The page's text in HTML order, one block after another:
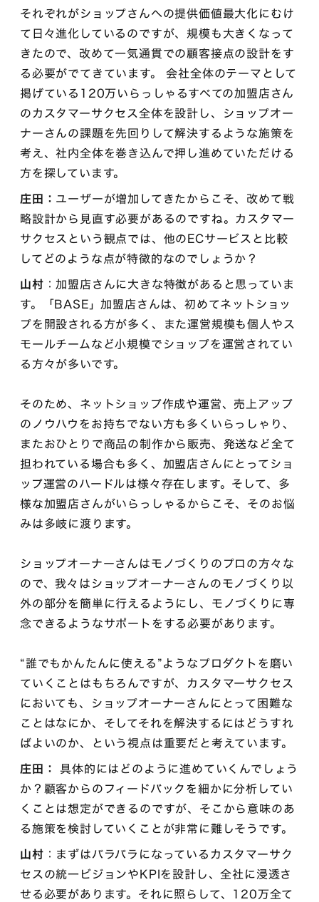
それぞれがショップさんへの提供価値最大化にむけ
て日々進化しているのですが、規模も大きくなって
きたので、改めて一気通貫での顧客接点の設計をす
る必要がでてきています。 会社全体のテーマとして
掲げている120万いらっしゃるすべての加盟店さん
のカスタマーサクセス全体を設計し、ショップオー
ナーさんの課題を先回りして解決するような施策を
考え、社内全体を巻き込んで押し進めていただける
方を探しています。
庄田： ユーザーが増加してきたからこそ、改めて戦
略設計から見直す必要があるのですね。カスタマー
サクセスという観点では、他のECサービスと比較
してどのような点が特徴的なのでしょうか？
山村 ：加盟店さんに大きな特徴があると思っていま
す。「BASE」加盟店さんは、初めてネットショッ
プを開設される方が多く、また運営規模も個人やス
モールチームなど小規模でショップを運営されてい
る方々が多いです。
そのため、ネットショップ作成や運営、売上アップ
のノウハウをお持ちでない方も多くいらっしゃり、
またおひとりで商品の制作から販売、発送など全て
担われている場合も多く、加盟店さんにとってショ
ップ運営のハードルは様々存在します。そして、多
様な加盟店さんがいらっしゃるからこそ、そのお悩
みは多岐に渡ります。
ショップオーナーさんはモノづくりのプロの方々な
ので、我々はショップオーナーさんのモノづくり以
外の部分を簡単に行えるようにし、モノづくりに専
念できるようなサポートをする必要があります。
“誰でもかんたんに使える”ようなプロダクトを磨い
ていくことはもちろんですが、カスタマーサクセス
においても、ショップオーナーさんにとって困難な
ことはなにか、そしてそれを解決するにはどうすれ
ばよいのか、という視点は重要だと考えています。
庄田： 具体的にはどのように進めていくんでしょう
か？顧客からのフィードバックを細かに分析してい
くことは想定ができるのですが、そこから意味のあ
る施策を検討していくことが非常に難しそうです。
山村 ：まずはバラバラになっているカスタマーサク
セスの統一ビジョンやKPIを設計し、全社に浸透さ
せる必要があります。それに照らして、120万全て